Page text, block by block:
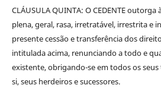
CLÁUSULA QUINTA: O CEDENTE outorga
plena, geral, rasa, irretratável, irrestrita e
presente cessão e transferência dos
intitulada acima, renunciando a todo e
existente, obrigando-se em todos os
si, seus herdeiros e sucessores.